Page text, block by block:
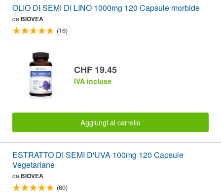
OLIO DI SEMI DI LINO 1000mg 120 Capsule morbide
da BIOVEA
(16)
CHF 19.45
IVA incluse
Aggiungi al carrello
ESTRATTO DI SEMI D'UVA 100mg 120 Capsule
Vegetariane
da BIOVEA
(60)